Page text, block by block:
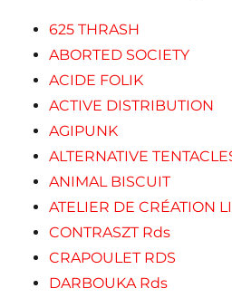
625 THRASH
ABORTED SOCIETY
ACIDE FOLIK
ACTIVE DISTRIBUTION
AGIPUNK
ALTERNATIVE
ANIMAL BISCUIT
ATELIER DE CRÉATION
CONTRASZT Rds
CRAPOULET RDS
DARBOUKA Rds